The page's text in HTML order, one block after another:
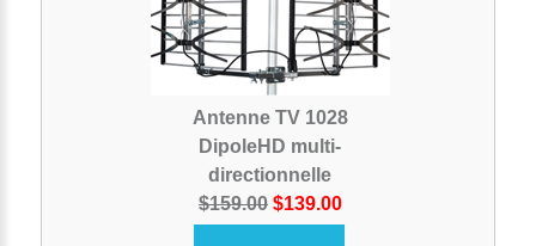
Antenne TV 1028
DipoleHD multi-
directionnelle
$159.00 $139.00